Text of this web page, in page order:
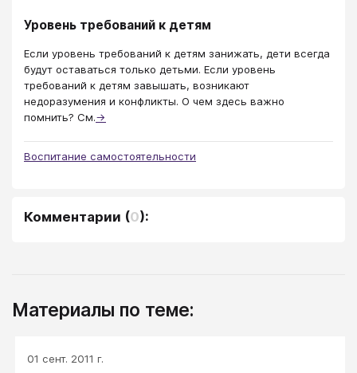
Уровень требований к детям
Если уровень требований к детям занижать, дети всегда
будут оставаться только детьми. Если уровень
требований к детям завышать, возникают
недоразумения и конфликты. О чем здесь важно
помнить? См.→
Воспитание самостоятельности
Комментарии (0):
Материалы по теме:
01 сент. 2011 г.